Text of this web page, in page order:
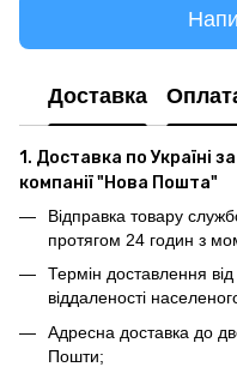
Доставка
1. Доставка по Україні
компанії "Нова Пошта"
Відправка товару
протягом 24 годин з
Термін доставлення від
віддаленості
Адресна доставка до
Пошти;